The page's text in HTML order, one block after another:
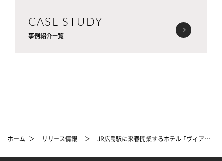
CASE STUDY
事例紹介一覧
ホーム ＞ リリース情報 ＞ JR広島駅に来春開業するホテル 「ヴィアイン広島新幹線口」空間デザイン・設計をワールドグループがプロデュース ～豊かな緑と歴史に彩られた地域に融合した、心地よい上質な空間～